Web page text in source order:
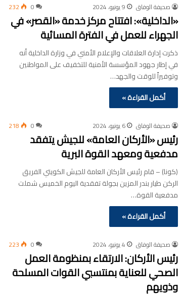
صحيفة الوفاق 9 يونيو، 2024 0
232
«الداخلية»: افتتاح مركز خدمة «القصر» في
الجهراء للعمل في الفترة المسائية
ذكرت إدارة العلاقات والإعلام الأمني في وزارة الداخلية أنه
في إطار جهود المؤسسة الأمنية للتخفيف على المواطنين
وتوفيراً للوقت والجهد…
أكمل القراءة »
صحيفة الوفاق 6 يونيو، 2024 0
218
رئيس «الأركان العامة» للجيش يتفقد
مدفعية ومعهد القوة البرية
(كونا) – قام رئيس الأركان العامة للجيش الكويتي الفريق
الركن طيار بندر المزين بجولة تفقدية اليوم الخميس شملت
مدفعية القوة…
أكمل القراءة »
صحيفة الوفاق 4 يونيو، 2024 0
223
رئيس الأركان: الارتقاء بمنظومة العمل
الصحي للعناية بمنتسبي القوات المسلحة
وذويهم